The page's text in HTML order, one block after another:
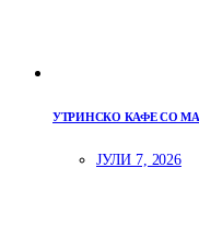
УТРИНСКО КАФЕ СО
ЈУЛИ 7, 2026